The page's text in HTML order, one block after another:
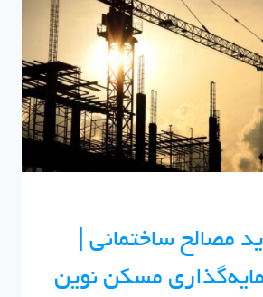
مصالح ساختمانی |
مسکن نوین